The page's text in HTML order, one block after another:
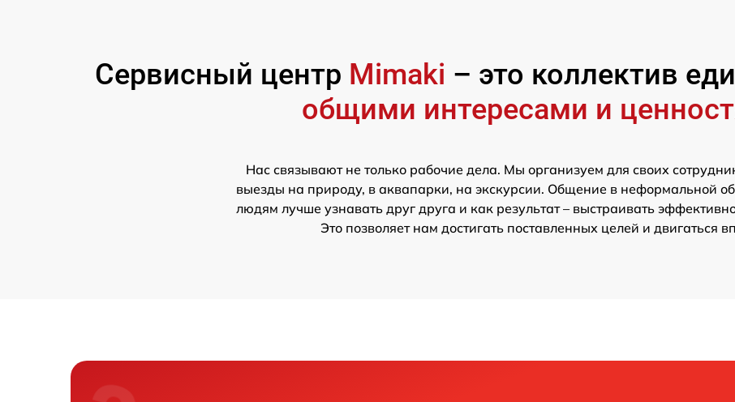
Сервисный центр Mimaki – это коллектив
общими интересами и
Нас связывают не только рабочие дела. Мы организуем для своих
выезды на природу, в аквапарки, на экскурсии. Общение в неформальной
людям лучше узнавать друг друга и как результат – выстраивать
Это позволяет нам достигать поставленных целей и двигаться